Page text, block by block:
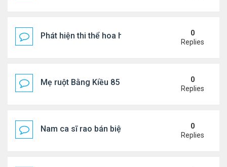
Phát hiện thi thể hoa hậu trong túi xách giữa rừng
0
Replies
Mẹ ruột Bằng Kiều 85 tuổi: "Miếng ăn vào mồm là
0
Replies
Nam ca sĩ rao bán biệt thự ở Saigon
0
Replies